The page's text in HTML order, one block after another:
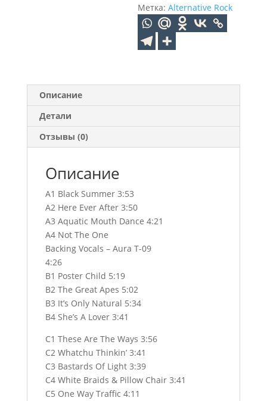
Метка:Alternative Rock
Описание
Детали
Отзывы (0)
Описание
A1 Black Summer 3:53
A2 Here Ever After 3:50
A3 Aquatic Mouth Dance 4:21
A4 Not The One
Backing Vocals – Aura T-09
4:26
B1 Poster Child 5:19
B2 The Great Apes 5:02
B3 It’s Only Natural 5:34
B4 She’s A Lover 3:41
C1 These Are The Ways 3:56
C2 Whatchu Thinkin’ 3:41
C3 Bastards Of Light 3:39
C4 White Braids & Pillow Chair 3:41
C5 One Way Traffic 4:11